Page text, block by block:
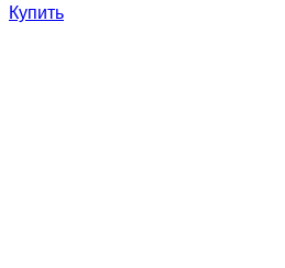
Купить